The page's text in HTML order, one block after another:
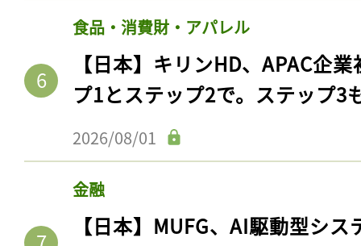
食品・消費財・アパレル
【日本】キリンHD、APAC企
プ1とステップ2で。ステップ3
2026/08/01
金融
【日本】MUFG、AI駆動型シ